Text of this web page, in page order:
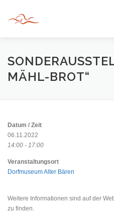
springen
HERZLICH WILLKOMMEN
INFORMATIONEN
MÄHL-BROT“
Datum / Zeit
06.11.2022
14:00 - 17:00
Veranstaltungsort
Dorfmuseum Alter Bären
Weitere Informationen sind auf der
zu finden.